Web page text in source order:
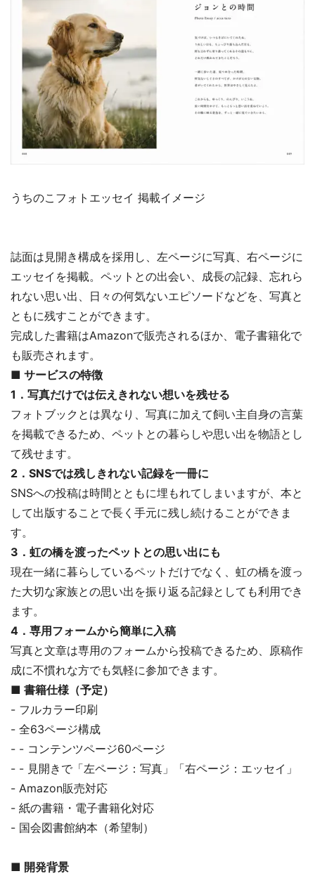
うちのこフォトエッセイ 掲載イメージ
誌面は見開き構成を採用し、左ページに写真、右ページに
エッセイを掲載。ペットとの出会い、成長の記録、忘れら
れない思い出、日々の何気ないエピソードなどを、写真と
ともに残すことができます。
完成した書籍はAmazonで販売されるほか、電子書籍化で
も販売されます。
■ サービスの特徴
1．写真だけでは伝えきれない想いを残せる
フォトブックとは異なり、写真に加えて飼い主自身の言葉
を掲載できるため、ペットとの暮らしや思い出を物語とし
て残せます。
2．SNSでは残しきれない記録を一冊に
SNSへの投稿は時間とともに埋もれてしまいますが、本と
して出版することで長く手元に残し続けることができま
す。
3．虹の橋を渡ったペットとの思い出にも
現在一緒に暮らしているペットだけでなく、虹の橋を渡っ
た大切な家族との思い出を振り返る記録としても利用でき
ます。
4．専用フォームから簡単に入稿
写真と文章は専用のフォームから投稿できるため、原稿作
成に不慣れな方でも気軽に参加できます。
■ 書籍仕様（予定）
- フルカラー印刷
- 全63ページ構成
- - コンテンツページ60ページ
- - 見開きで「左ページ：写真」「右ページ：エッセイ」
- Amazon販売対応
- 紙の書籍・電子書籍化対応
- 国会図書館納本（希望制）
■ 開発背景